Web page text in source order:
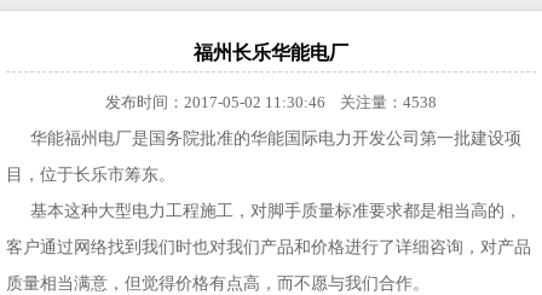
福州长乐华能电厂
发布时间：2017-05-02 11:30:46 关注量：4538
华能福州电厂是国务院批准的华能国际电力开发公司第一批建设项
目，位于长乐市筹东。
基本这种大型电力工程施工，对脚手质量标准要求都是相当高的，
客户通过网络找到我们时也对我们产品和价格进行了详细咨询，对产品
质量相当满意，但觉得价格有点高，而不愿与我们合作。